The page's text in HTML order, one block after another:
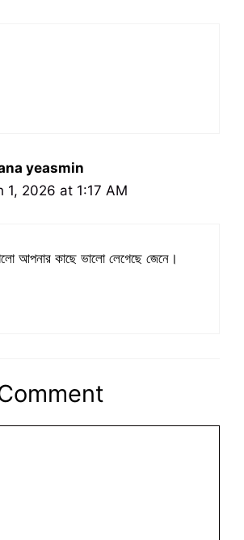
yeasmin
1, 2026 at 1:17 AM
আপনার কাছে ভালো লেগেছে জেনে।